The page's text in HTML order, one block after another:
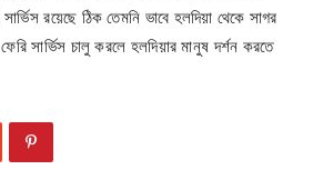
রয়েছে ঠিক তেমনি ভাবে হলদিয়া থেকে সাগর
সার্ভিস চালু করলে হলদিয়ার মানুষ দর্শন করতে